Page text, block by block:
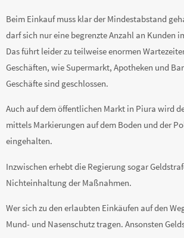
Beim Einkauf muss klar der Mindestabstand
darf sich nur eine begrenzte Anzahl an Kunden
Das führt leider zu teilweise enormen
Geschäften, wie Supermarkt, Apotheken und
Geschäfte sind geschlossen.
Auch auf dem öffentlichen Markt in Piura wird
mittels Markierungen auf dem Boden und der
eingehalten.
Inzwischen erhebt die Regierung sogar
Nichteinhaltung der Maßnahmen.
Wer sich zu den erlaubten Einkäufen auf den
Mund- und Nasenschutz tragen. Ansonsten